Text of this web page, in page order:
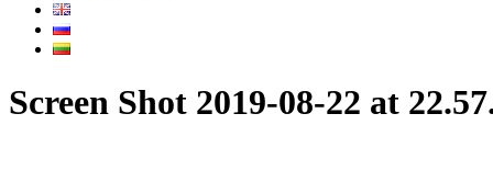
Screen Shot 2019-08-22 at